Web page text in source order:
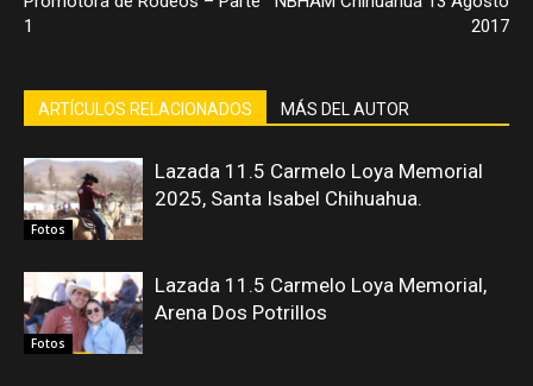
1
2017
ARTÍCULOS RELACIONADOS MÁS DEL AUTOR
Fotos
Lazada 11.5 Carmelo Loya Memorial
2025, Santa Isabel Chihuahua.
Fotos
Lazada 11.5 Carmelo Loya Memorial,
Arena Dos Potrillos